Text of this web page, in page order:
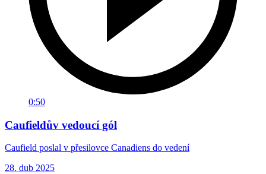
0:50
Caufieldův vedoucí gól
Caufield poslal v přesilovce Canadiens do vedení
28. dub 2025